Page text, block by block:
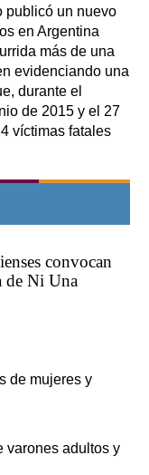
publicó un nuevo
en Argentina
más de una
evidenciando una
durante el
de 2015 y el 27
víctimas fatales
convocan
de Ni Una
de mujeres y
varones adultos y